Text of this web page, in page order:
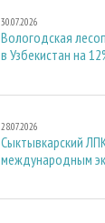
30.07.2026
Вологодская
в Узбекистан на
28.07.2026
Сыктывкарский
международным